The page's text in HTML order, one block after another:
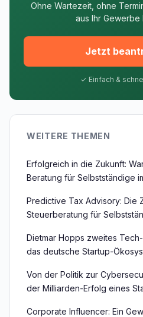
Ohne Wartezeit, ohne
aus Ihr Gewerbe
Jetzt
✓ Einfach &
WEITERE THEMEN
Erfolgreich in die Zukunft:
Beratung für Selbstständige
Predictive Tax Advisory: Die
Steuerberatung für
Dietmar Hopps zweites
das deutsche Startup-
Von der Politik zur
der Milliarden-Erfolg eines
Corporate Influencer: Ein